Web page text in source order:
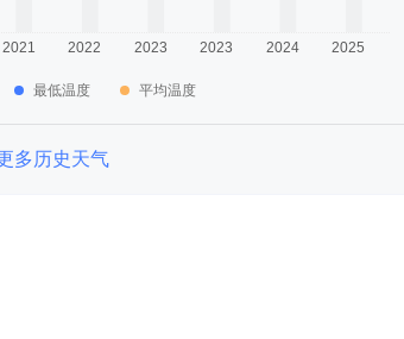
最低温度 平均温度
多历史天气